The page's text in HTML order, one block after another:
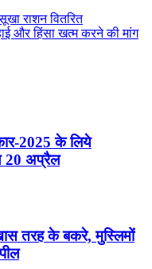
राशन वितरित
और हिंसा खत्म करने की मांग
2025 के लिये
20 अप्रैल
तरह के बकरे, मुस्लिमों